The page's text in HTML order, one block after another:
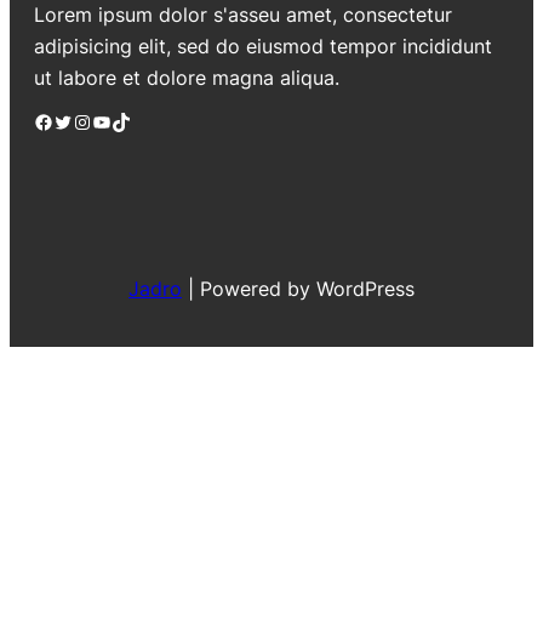
Lorem ipsum dolor s'asseu amet, consectetur
adipisicing elit, sed do eiusmod tempor incididunt
ut labore et dolore magna aliqua.
Facebook Twitter Instagram YouTube TikTok
Jadro Powered by WordPress